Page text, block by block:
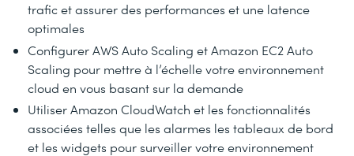
trafic et assurer des performances et une latence
optimales
Configurer AWS Auto Scaling et Amazon EC2 Auto
Scaling pour mettre à l’échelle votre environnement
cloud en vous basant sur la demande
Utiliser Amazon CloudWatch et les fonctionnalités
associées telles que les alarmes les tableaux de bord
et les widgets pour surveiller votre environnement